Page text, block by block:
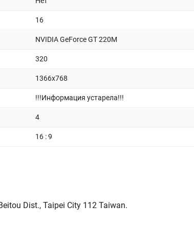
16
NVIDIA GeForce GT 220M
320
1366x768
!!!Информация устарела!!!
4
16 : 9
Dist., Taipei City 112 Taiwan.